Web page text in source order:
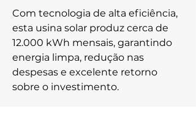
Com tecnologia de alta eficiência,
esta usina solar produz cerca de
12.000 kWh mensais, garantindo
energia limpa, redução nas
despesas e excelente retorno
sobre o investimento.